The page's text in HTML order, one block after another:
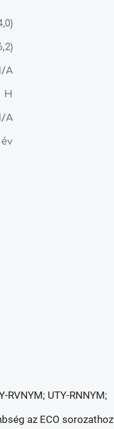
A
H
A
év
RVNYM; UTY-RNNYM;
az ECO sorozathoz